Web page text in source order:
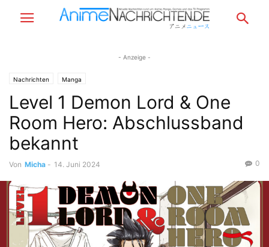
- Anzeige -
Nachrichten Manga
Level 1 Demon Lord & One
Room Hero: Abschlussband
bekannt
Von Micha - 14. Juni 2024 0